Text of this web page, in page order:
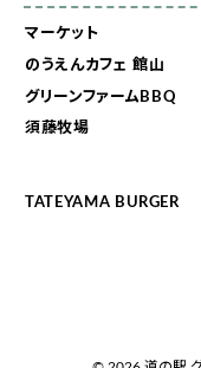
マーケット
のうえんカフェ 館山
グリーンファームBBQ
須藤牧場
TATEYAMA BURGER